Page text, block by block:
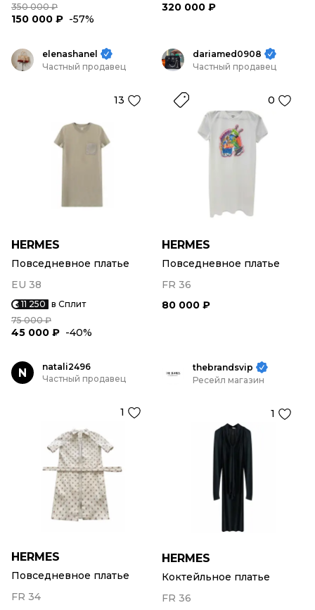
350 000 ₽
150 000 ₽ -57%
320 000 ₽
elenashanel
Частный продавец
13
HERMES
Повседневное платье
EU 38
11 250 в Сплит
75 000 ₽
45 000 ₽ -40%
dariamed0908
Частный продавец
0
HERMES
Повседневное платье
FR 36
80 000 ₽
N
natali2496
Частный продавец
1
HERMES
Повседневное платье
FR 34
thebrandsvip
Ресейл магазин
1
HERMES
Коктейльное платье
FR 36